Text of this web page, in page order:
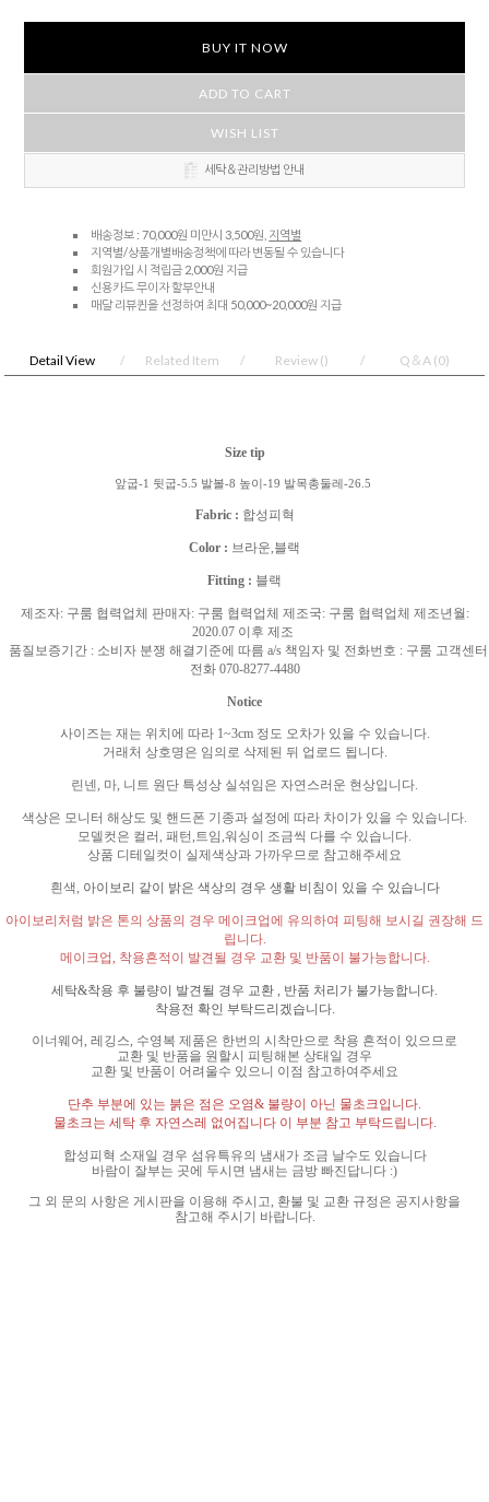
BUY IT NOW
ADD TO CART
WISH LIST
세탁＆관리방법 안내
배송정보 : 70,000원 미만시 3,500원, 지역별
지역별/상품개별배송정책에 따라 변동될 수 있습니다
회원가입 시 적립금 2,000원 지급
신용카드 무이자 할부안내
매달 리뷰퀸을 선정하여 최대 50,000~20,000원 지급
Detail View Related Item Review () Q＆A (0)
Size tip
앞굽-1 뒷굽-5.5 발볼-8 높이-19 발목총둘레-26.5
Fabric : 합성피혁
Color : 브라운,블랙
Fitting : 블랙
제조자: 구룸 협력업체 판매자: 구룸 협력업체 제조국: 구룸 협력업체 제조년월 :
2020.07 이후 제조
품질보증기간 : 소비자 분쟁 해결기준에 따름 a/s 책임자 및 전화번호 : 구룸 고객센터
전화 070-8277-4480
Notice
사이즈는 재는 위치에 따라 1~3cm 정도 오차가 있을 수 있습니다.
거래처 상호명은 임의로 삭제된 뒤 업로드 됩니다.
린넨, 마, 니트 원단 특성상 실섞임은 자연스러운 현상입니다.
색상은 모니터 해상도 및 핸드폰 기종과 설정에 따라 차이가 있을 수 있습니다.
모델컷은 컬러, 패턴,트임,워싱이 조금씩 다를 수 있습니다.
상품 디테일컷이 실제색상과 가까우므로 참고해주세요
흰색, 아이보리 같이 밝은 색상의 경우 생활 비침이 있을 수 있습니다
아이보리처럼 밝은 톤의 상품의 경우 메이크업에 유의하여 피팅해 보시길 권장해 드
립니다.
메이크업, 착용흔적이 발견될 경우 교환 및 반품이 불가능합니다.
세탁&착용 후 불량이 발견될 경우 교환 , 반품 처리가 불가능합니다.
착용전 확인 부탁드리겠습니다.
이너웨어, 레깅스, 수영복 제품은 한번의 시착만으로 착용 흔적이 있으므로
교환 및 반품을 원할시 피팅해본 상태일 경우
교환 및 반품이 어려울수 있으니 이점 참고하여주세요
단추 부분에 있는 붉은 점은 오염& 불량이 아닌 물초크입니다.
물초크는 세탁 후 자연스레 없어집니다 이 부분 참고 부탁드립니다.
합성피혁 소재일 경우 섬유특유의 냄새가 조금 날수도 있습니다
바람이 잘부는 곳에 두시면 냄새는 금방 빠진답니다 :)
그 외 문의 사항은 게시판을 이용해 주시고, 환불 및 교환 규정은 공지사항을
참고해 주시기 바랍니다.